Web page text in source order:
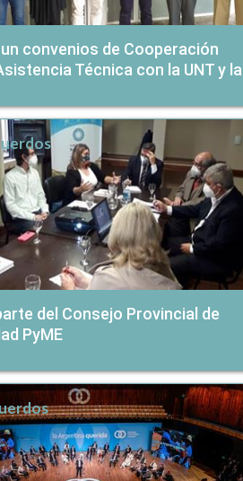
convenios de Cooperación
Técnica con la UNT y la
del Consejo Provincial de
PyME